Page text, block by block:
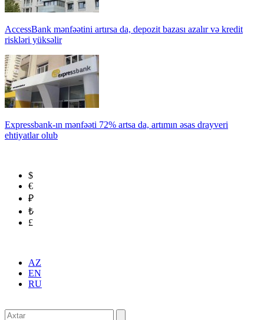
AccessBank mənfəətini artırsa da, depozit bazası azalır və kredit
riskləri yüksəlir
Expressbank-ın mənfəəti 72% artsa da, artımın əsas drayveri
ehtiyatlar olub
$
€
₽
₺
£
AZ
EN
RU